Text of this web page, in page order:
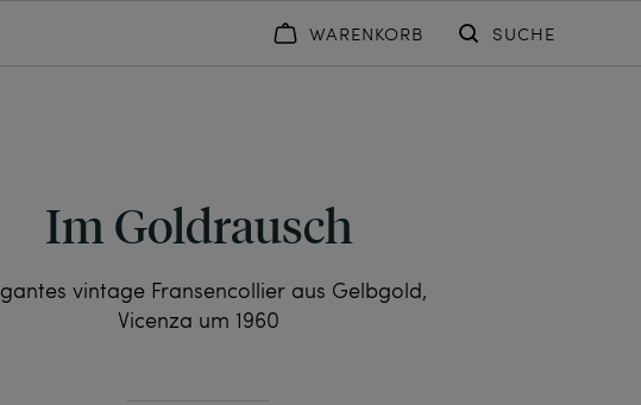
WARENKORB SUCHE
Im Goldrausch
vintage Fransencollier aus Gelbgold,
Vicenza um 1960